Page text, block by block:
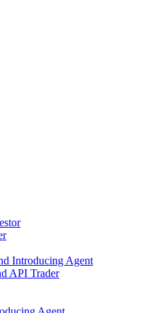
Introducing Agent
API Trader